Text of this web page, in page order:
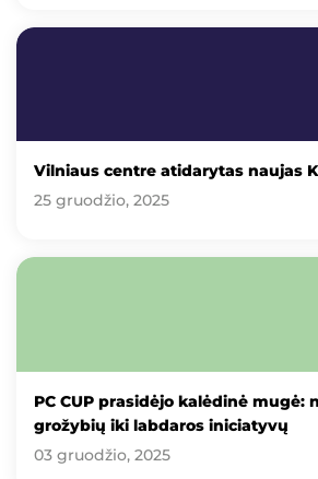
Vilniaus centre atidarytas naujas
25 gruodžio, 2025
PC CUP prasidėjo kalėdinė mugė:
grožybių iki labdaros iniciatyvų
03 gruodžio, 2025